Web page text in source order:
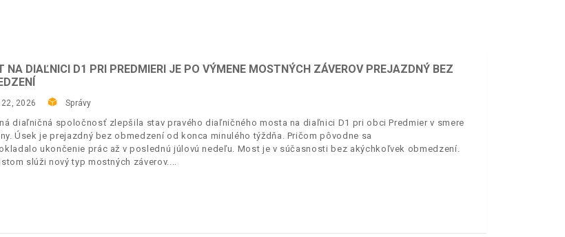
NA DIAĽNICI D1 PRI PREDMIERI JE PO VÝMENE MOSTNÝCH ZÁVEROV PREJAZDNÝ BEZ
2026 Správy
diaľničná spoločnosť zlepšila stav pravého diaľničného mosta na diaľnici D1 pri obci Predmier v smere
Úsek je prejazdný bez obmedzení od konca minulého týždňa. Pričom pôvodne sa
ukončenie prác až v poslednú júlovú nedeľu. Most je v súčasnosti bez akýchkoľvek obmedzení.
slúži nový typ mostných záverov.